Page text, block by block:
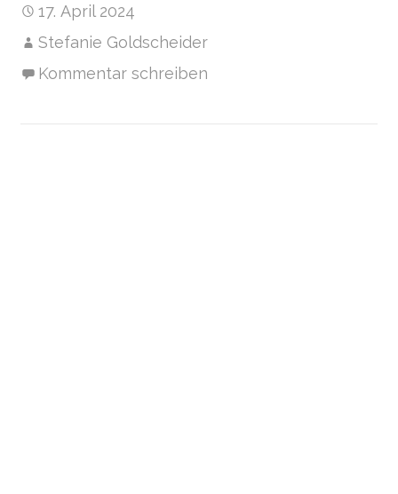
17. April 2024
Stefanie Goldscheider
Kommentar schreiben